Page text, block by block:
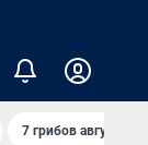
7 грибов августа